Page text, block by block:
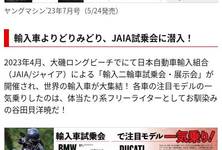
ヤングマシン’23年7月号（5/24発売）
輸入車よりどりみどり、JAIA試乗会に潜入！
2023年4月、大磯ロングビーチでにて日本自動車輸入組合
（JAIA/ジャイア）による「輸入二輪車試乗会・展示会」が
開催され、世界の輸入車が大集結！ 各車の注目モデルの一
気乗りしたのは、体当たり系フリーライターとしてお馴染み
の谷田貝洋暁だ！